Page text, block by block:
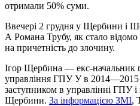
отримали 50% суми.
Ввечері 2 грудня у Щербини і
А Романа Трубу, як стало
на причетність до злочину.
Ігор Щербина — екс-начальник
управління ГПУ У в 2014—2015
заступником в управлінні ГПУ
Щербини. За інформацією ЗМІ,